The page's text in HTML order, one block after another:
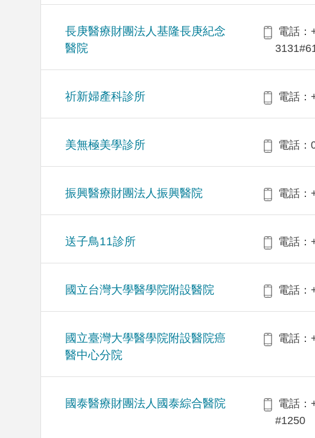
長庚醫療財團法人基隆長庚紀念
醫院
電話：
祈新婦產科診所 電話：
美無極美學診所 電話：
振興醫療財團法人振興醫院 電話：
送子鳥11診所 電話：
國立台灣大學醫學院附設醫院 電話：
國立臺灣大學醫學院附設醫院癌
醫中心分院
電話：
國泰醫療財團法人國泰綜合醫院
電話：
#1250